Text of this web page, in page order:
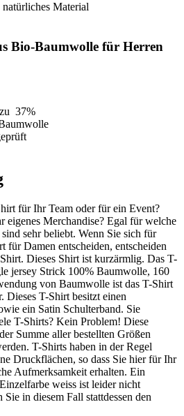
natürliches Material
Bio-Baumwolle für Herren
37%
für Ihr Team oder für ein Event?
eigenes Merchandise? Egal für welche
sehr beliebt. Wenn Sie sich für
für Damen entscheiden, entscheiden
Dieses Shirt ist kurzärmlig. Das T-
jersey Strick 100% Baumwolle, 160
von Baumwolle ist das T-Shirt
Dieses T-Shirt besitzt einen
ein Satin Schulterband. Sie
T-Shirts? Kein Problem! Diese
Summe aller bestellten Größen
T-Shirts haben in der Regel
Druckflächen, so dass Sie hier für Ihr
Aufmerksamkeit erhalten. Ein
weiss ist leider nicht
in diesem Fall stattdessen den